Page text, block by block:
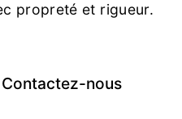
propreté et rigueur.
Contactez-nous